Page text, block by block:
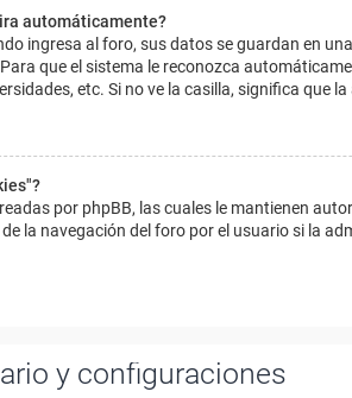
automáticamente?
ingresa al foro, sus datos se guardan en
que el sistema le reconozca
etc. Si no ve la casilla, significa que
por phpBB, las cuales le mantienen
la navegación del foro por el usuario si la
y configuraciones